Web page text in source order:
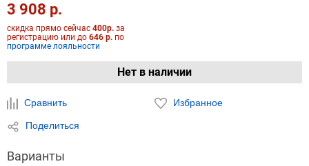
3 908 р.
скидка прямо сейчас 400р. за
регистрацию или до 646 р. по
программе лояльности
Нет в наличии
Сравнить Избранное
Поделиться
Варианты